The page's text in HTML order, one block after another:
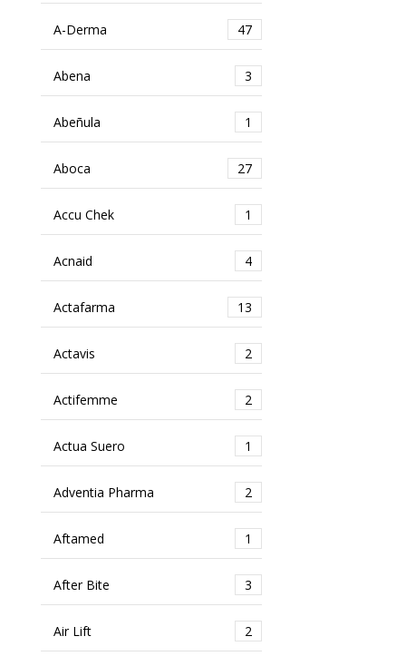
A-Derma 47
Abena 3
Abeñula 1
Aboca 27
Accu Chek 1
Acnaid 4
Actafarma 13
Actavis 2
Actifemme 2
Actua Suero 1
Adventia Pharma 2
Aftamed 1
After Bite 3
Air Lift 2